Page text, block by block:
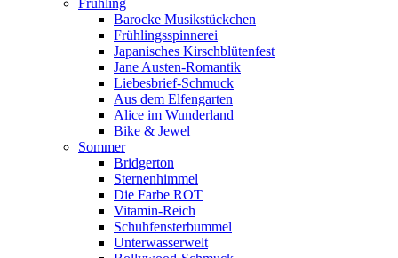
Frühling
Barocke Musikstückchen
Frühlingsspinnerei
Japanisches Kirschblütenfest
Jane Austen-Romantik
Liebesbrief-Schmuck
Aus dem Elfengarten
Alice im Wunderland
Bike & Jewel
Sommer
Bridgerton
Sternenhimmel
Die Farbe ROT
Vitamin-Reich
Schuhfensterbummel
Unterwasserwelt